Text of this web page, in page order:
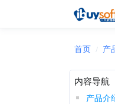
首页 产
内容导航
产品介